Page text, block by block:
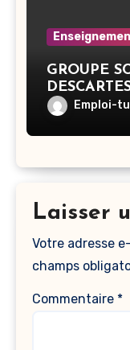
GROUPE
Principal en
Emploi-
Laisser
Votre adresse
champs
Commentaire *